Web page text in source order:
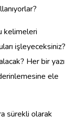
kelimeleri
işleyeceksiniz?
Her bir yazı
ele
sürekli olarak